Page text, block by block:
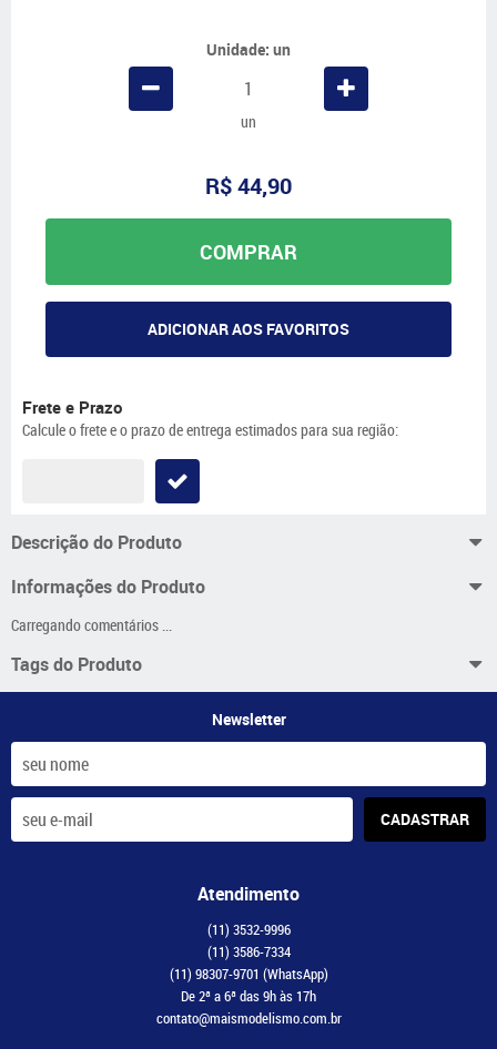
Unidade: un
un
R$ 44,90
COMPRAR
ADICIONAR AOS FAVORITOS
Frete e Prazo
Calcule o frete e o prazo de entrega estimados para sua região:
Descrição do Produto
Informações do Produto
Carregando comentários ...
Tags do Produto
Newsletter
CADASTRAR
Atendimento
(11) 3532-9996
(11) 3586-7334
(11) 98307-9701 (WhatsApp)
De 2ª a 6ª das 9h às 17h
contato@maismodelismo.com.br